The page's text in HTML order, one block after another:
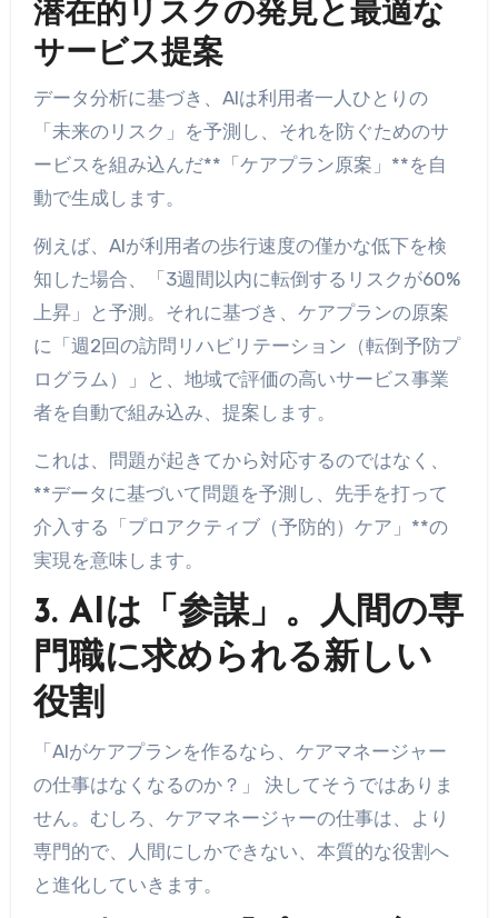
潜在的リスクの発見と最適な
サービス提案
データ分析に基づき、AIは利用者一人ひとりの
「未来のリスク」を予測し、それを防ぐためのサ
ービスを組み込んだ**「ケアプラン原案」**を自
動で生成します。
例えば、AIが利用者の歩行速度の僅かな低下を検
知した場合、「3週間以内に転倒するリスクが60%
上昇」と予測。それに基づき、ケアプランの原案
に「週2回の訪問リハビリテーション（転倒予防プ
ログラム）」と、地域で評価の高いサービス事業
者を自動で組み込み、提案します。
これは、問題が起きてから対応するのではなく、
**データに基づいて問題を予測し、先手を打って
介入する「プロアクティブ（予防的）ケア」**の
実現を意味します。
3. AIは「参謀」。人間の専
門職に求められる新しい
役割
「AIがケアプランを作るなら、ケアマネージャー
の仕事はなくなるのか？」 決してそうではありま
せん。むしろ、ケアマネージャーの仕事は、より
専門的で、人間にしかできない、本質的な役割へ
と進化していきます。